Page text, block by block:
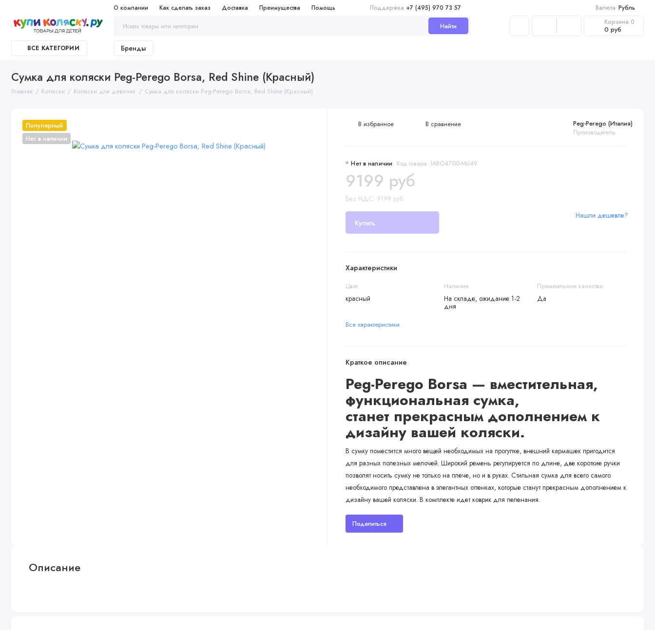
О компании Как сделать заказ Доставка Преимущества Помощь Поддержка +7 (495) 970 73 57 Валюта Рубль
Найти Корзина 0
0 руб
ВСЕ КАТЕГОРИИ Бренды
Сумка для коляски Peg-Perego Borsa, Red Shine (Красный)
Главная Коляски Коляски для девочек Сумка для коляски Peg-Perego Borsa, Red Shine (Красный)
Популярный
Нет в наличии
Нет в наличии Код товара: IABO4700-MU49
Peg-Perego (Италия)
Производитель
9199 руб
Без НДС: 9199 руб
Купить
Нашли дешевле?
В избранное В сравнение
Характеристики
Цвет
красный
Наличие
На складе, ожидание 1-2
дня
Премиальное качество
Да
Все характеристики
Краткое описание
Peg-Perego Borsa — вместительная,
функциональная сумка,
станет прекрасным дополнением к
дизайну вашей коляски.
В сумку поместится много вещей необходимых на прогулке, внешний кармашек пригодится
для разных полезных мелочей. Широкий ремень регулируется по длине, две короткие ручки
позволят носить сумку не только на плече, но и в руках. Стильная сумка для всего самого
необходимого представлена в элегантных оттенках, которые станут прекрасным дополнением к
дизайну вашей коляски. В комплекте идет коврик для пеленания.
Поделиться
Описание